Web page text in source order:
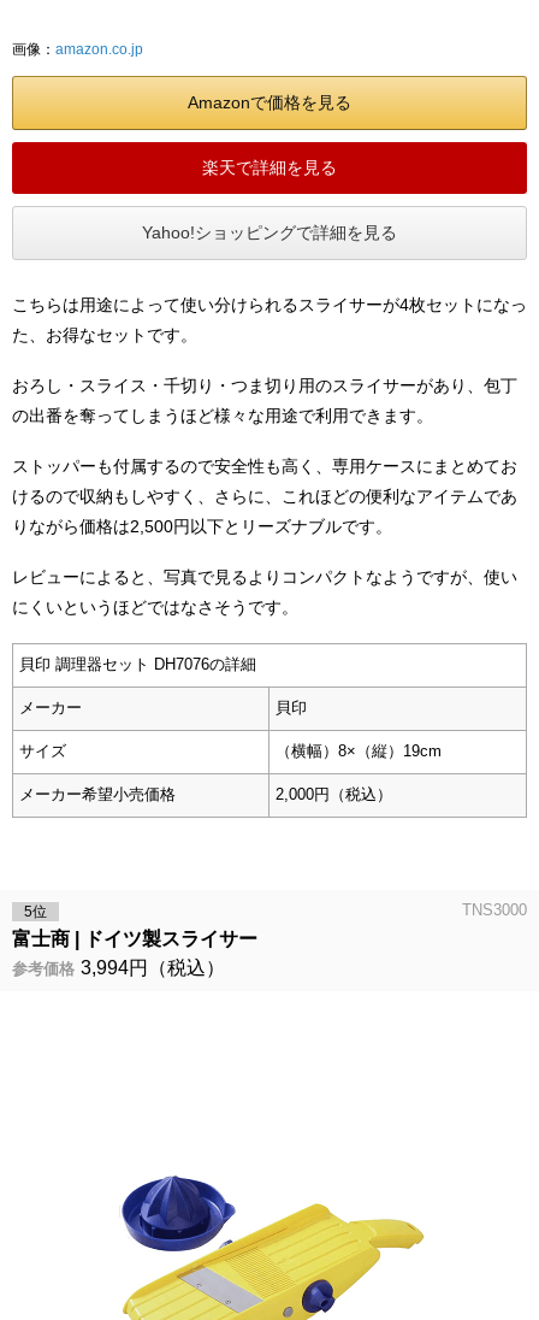
画像： amazon.co.jp
Amazonで価格を見る
楽天で詳細を見る
Yahoo!ショッピングで詳細を見る
こちらは用途によって使い分けられるスライサーが4枚セットになっ
た、お得なセットです。
おろし・スライス・千切り・つま切り用のスライサーがあり、包丁
の出番を奪ってしまうほど様々な用途で利用できます。
ストッパーも付属するので安全性も高く、専用ケースにまとめてお
けるので収納もしやすく、さらに、これほどの便利なアイテムであ
りながら価格は2,500円以下とリーズナブルです。
レビューによると、写真で見るよりコンパクトなようですが、使い
にくいというほどではなさそうです。
貝印 調理器セット DH7076の詳細
メーカー 貝印
サイズ （横幅）8×（縦）19cm
メーカー希望小売価格 2,000円（税込）
5位
富士商 ドイツ製スライサー
TNS3000
参考価格 3,994円（税込）